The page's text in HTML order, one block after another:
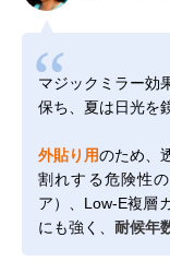
マジックミラー効
保ち、夏は日光を
外貼り用のため、
割れする危険性
ア）、Low-E複層
にも強く、 耐候年